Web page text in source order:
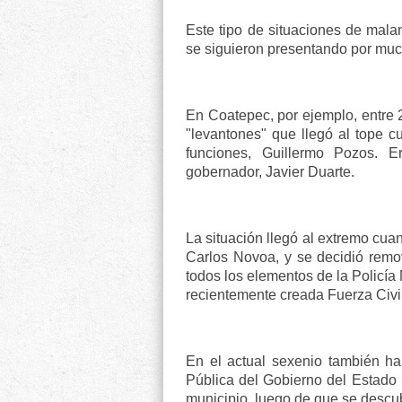
Este tipo de situaciones de
se siguieron presentando por
En Coatepec, por ejemplo,
"levantones" que llegó al tope
funciones, Guillermo Pozos.
gobernador, Javier Duarte.
La situación llegó al extremo
Carlos Novoa, y se decidió
todos los elementos de la
recientemente creada Fuerza
En el actual sexenio también
Pública del Gobierno del
municipio, luego de que se